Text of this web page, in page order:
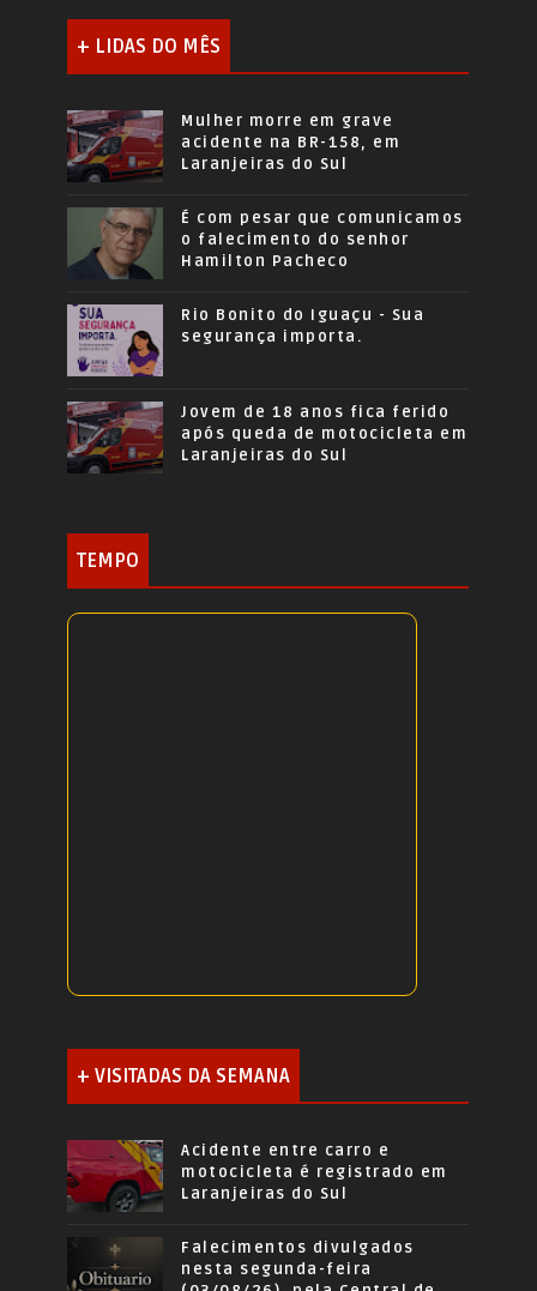
+ LIDAS DO MÊS
Mulher morre em grave
acidente na BR-158, em
Laranjeiras do Sul
É com pesar que comunicamos
o falecimento do senhor
Hamilton Pacheco
Rio Bonito do Iguaçu - Sua
segurança importa.
Jovem de 18 anos fica ferido
após queda de motocicleta em
Laranjeiras do Sul
TEMPO
+ VISITADAS DA SEMANA
Acidente entre carro e
motocicleta é registrado em
Laranjeiras do Sul
Falecimentos divulgados
nesta segunda-feira